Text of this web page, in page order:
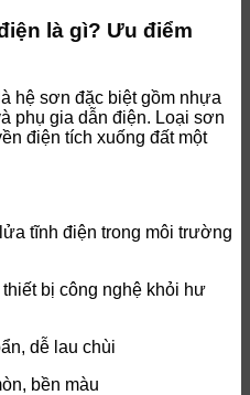
là gì? Ưu điểm
là hệ sơn đặc biệt gồm nhựa
phụ gia dẫn điện. Loại sơn
điện tích xuống đất một
tĩnh điện trong môi trường
bị công nghệ khỏi hư
dễ lau chùi
bền màu